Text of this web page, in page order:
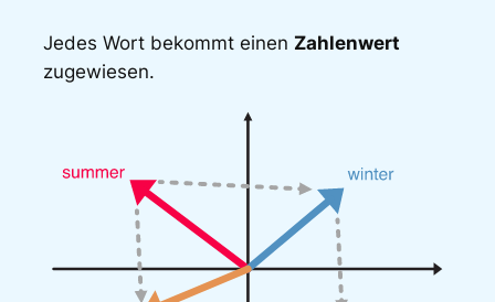
Jedes Wort bekommt einen Zahlenwert
zugewiesen.